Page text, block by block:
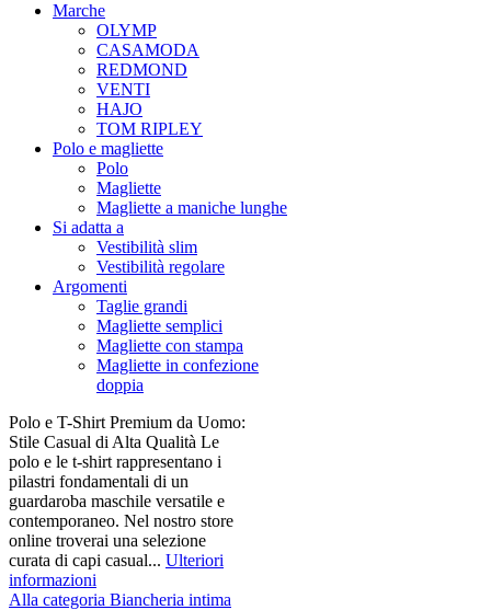
Marche
OLYMP
CASAMODA
REDMOND
VENTI
HAJO
TOM RIPLEY
Polo e magliette
Polo
Magliette
Magliette a maniche lunghe
Si adatta a
Vestibilità slim
Vestibilità regolare
Argomenti
Taglie grandi
Magliette semplici
Magliette con stampa
Magliette in confezione
doppia
Polo e T-Shirt Premium da Uomo:
Stile Casual di Alta Qualità Le
polo e le t-shirt rappresentano i
pilastri fondamentali di un
guardaroba maschile versatile e
contemporaneo. Nel nostro store
online troverai una selezione
curata di capi casual... Ulteriori
informazioni
Alla categoria Biancheria intima